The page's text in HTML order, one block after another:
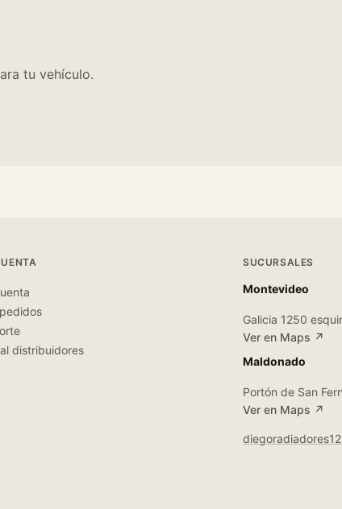
tu vehículo.
distribuidores
SUCURSALES
Montevideo
Galicia 1250
Ver en Maps ↗
Maldonado
Portón de San
Ver en Maps ↗